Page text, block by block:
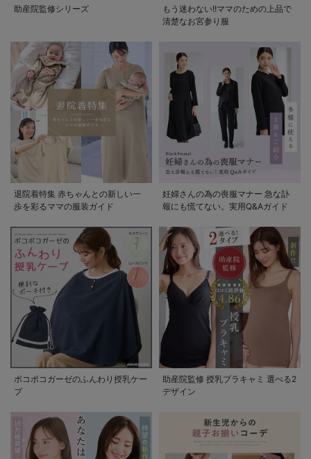
助産院監修シリーズ
もう迷わない!!ママのための上品で
清楚なお宮参り服
退院着特集 赤ちゃんとの新しい一
歩を彩るママの服装ガイド
妊婦さんの為の喪服マナー 急な訃
報にも慌てない。実用Q&Aガイド
ポコポコガーゼのふんわり授乳ケー
プ
助産院監修 授乳ブラキャミ 選べる2
デザイン